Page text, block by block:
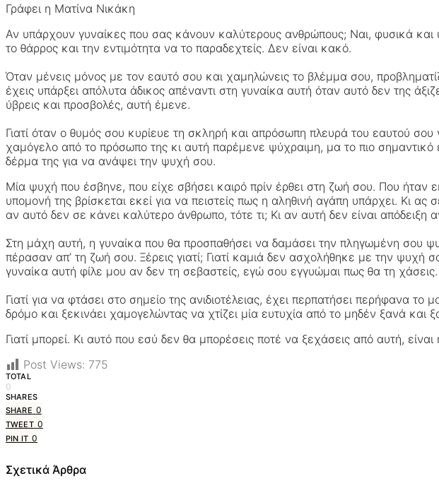
Γράφει η Ματίνα Νικάκη
Αν υπάρχουν γυναίκες που σας κάνουν καλύτερους ανθρώπους; Ναι, φυσικά
το θάρρος και την εντιμότητα να το παραδεχτείς. Δεν είναι κακό.
Όταν μένεις μόνος με τον εαυτό σου και χαμηλώνεις το βλέμμα σου,
έχεις υπάρξει απόλυτα άδικος απέναντι στη γυναίκα αυτή όταν αυτό δεν της
ύβρεις και προσβολές, αυτή έμενε.
Γιατί όταν ο θυμός σου κυρίευε τη σκληρή και απρόσωπη πλευρά του εαυτού σου
χαμόγελο από το πρόσωπο της κι αυτή παρέμενε ψύχραιμη, μα το πιο
δέρμα της για να ανάψει την ψυχή σου.
Μία ψυχή που έσβηνε, που είχε σβήσει καιρό πρίν έρθει στη ζωή σου. Που ήταν
υπομονή της βρίσκεται εκεί για να πειστείς πως η αληθινή αγάπη υπάρχει. Κι
αν αυτό δεν σε κάνει καλύτερο άνθρωπο, τότε τι; Κι αν αυτή δεν είναι απόδειξη
Στη μάχη αυτή, η γυναίκα που θα προσπαθήσει να δαμάσει την πληγωμένη σου
πέρασαν απ’ τη ζωή σου. Ξέρεις γιατί; Γιατί καμιά δεν ασχολήθηκε με την
γυναίκα αυτή φίλε μου αν δεν τη σεβαστείς, εγώ σου εγγυώμαι πως θα τη χάσεις.
Γιατί για να φτάσει στο σημείο της ανιδιοτέλειας, έχει περπατήσει περήφανα
δρόμο και ξεκινάει χαμογελώντας να χτίζει μία ευτυχία από το μηδέν ξανά και
Γιατί μπορεί. Κι αυτό που εσύ δεν θα μπορέσεις ποτέ να ξεχάσεις από αυτή,
Post Views: 775
TOTAL
0
SHARES
SHARE 0
TWEET 0
PIN IT 0
Σχετικά Άρθρα